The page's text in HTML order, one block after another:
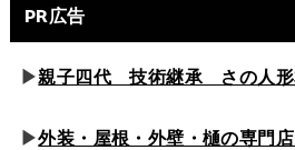
PR広告
▶親子四代 技術継承 さの人形
▶外装・屋根・外壁・樋の専門